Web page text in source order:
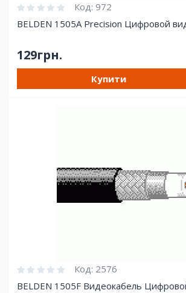
Код: 972
BELDEN 1505A Precision Цифровой
129грн.
Купити
Код: 2576
BELDEN 1505F Видеокабель